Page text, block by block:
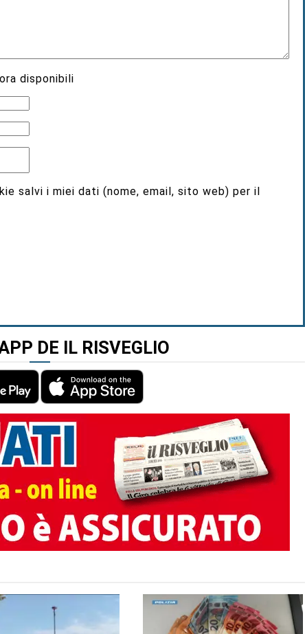
disponibili
salvi i miei dati (nome, email, sito web) per il
DE IL RISVEGLIO